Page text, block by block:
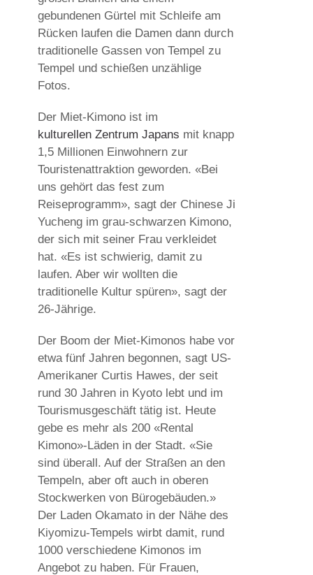
gebundenen Gürtel mit Schleife am
Rücken laufen die Damen dann durch
traditionelle Gassen von Tempel zu
Tempel und schießen unzählige
Fotos.
Der Miet-Kimono ist im
kulturellen Zentrum Japans mit knapp
1,5 Millionen Einwohnern zur
Touristenattraktion geworden. «Bei
uns gehört das fest zum
Reiseprogramm», sagt der Chinese Ji
Yucheng im grau-schwarzen Kimono,
der sich mit seiner Frau verkleidet
hat. «Es ist schwierig, damit zu
laufen. Aber wir wollten die
traditionelle Kultur spüren», sagt der
26-Jährige.
Der Boom der Miet-Kimonos habe vor
etwa fünf Jahren begonnen, sagt US-
Amerikaner Curtis Hawes, der seit
rund 30 Jahren in Kyoto lebt und im
Tourismusgeschäft tätig ist. Heute
gebe es mehr als 200 «Rental
Kimono»-Läden in der Stadt. «Sie
sind überall. Auf der Straßen an den
Tempeln, aber oft auch in oberen
Stockwerken von Bürogebäuden.»
Der Laden Okamato in der Nähe des
Kiyomizu-Tempels wirbt damit, rund
1000 verschiedene Kimonos im
Angebot zu haben. Für Frauen,